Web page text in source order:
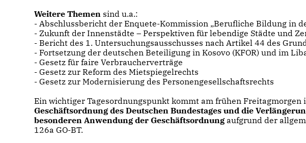
Weitere Themen sind u.a.:
- Abschlussbericht der Enquete-Kommission „Berufliche Bildung in
- Zukunft der Innenstädte – Perspektiven für lebendige Städte und
- Bericht des 1. Untersuchungsausschusses nach Artikel 44 des
- Fortsetzung der deutschen Beteiligung in Kosovo (KFOR) und im
- Gesetz für faire Verbraucherverträge
- Gesetz zur Reform des Mietspiegelrechts
- Gesetz zur Modernisierung des Personengesellschaftsrechts
Ein wichtiger Tagesordnungspunkt kommt am frühen Freitagmorgen
Geschäftsordnung des Deutschen Bundestages und die
besonderen Anwendung der Geschäftsordnungaufgrund der
126a GO-BT.